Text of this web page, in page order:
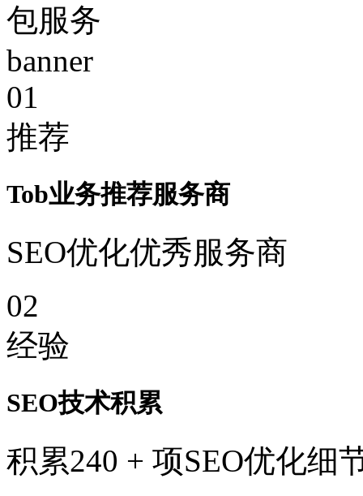
01
推荐
Tob业务推荐服务商
SEO优化优秀服务商
02
经验
SEO技术积累
积累240 + 项SEO优化细